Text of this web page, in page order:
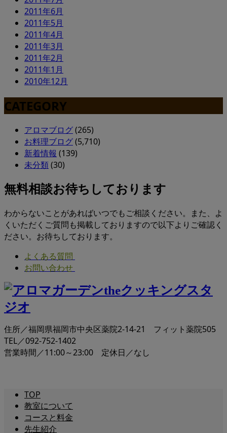
2011年6月
2011年5月
2011年4月
2011年3月
2011年2月
2011年1月
2010年12月
CATEGORY
アロマブログ(265)
お料理ブログ(5,710)
新着情報 (139)
未分類(30)
無料相談お待ちしております
わからないことがあればいつでもご相談ください。また、よ
くいただくご質問も掲載しておりますので以下よりご確認く
ださい。お待ちしております。
よくある質問
お問い合わせ
住所／福岡県福岡市中央区薬院2-14-21 フィット薬院505
TEL／092-752-1402
営業時間／11:00～23:00 定休日／なし
TOP
教室について
コースと料金
先生紹介